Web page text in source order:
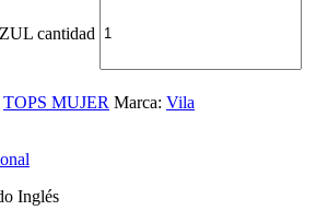
cantidad
TOPS MUJER Marca: Vila
Inglés